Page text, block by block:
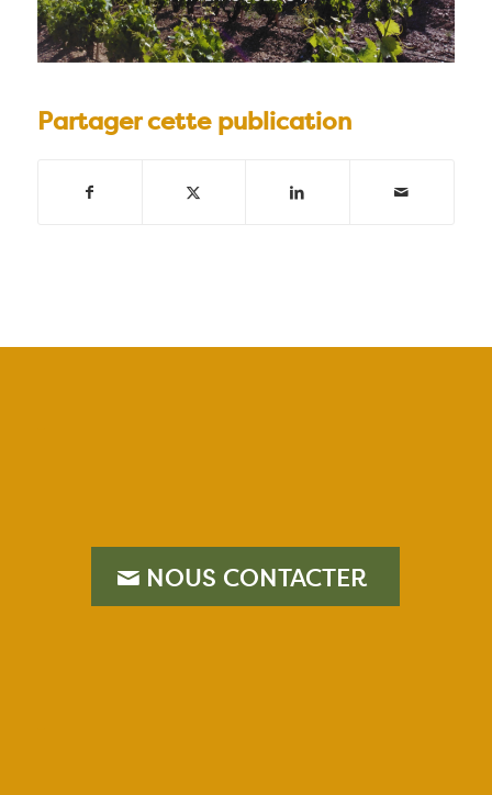
Partager cette publication
NOUS CONTACTER